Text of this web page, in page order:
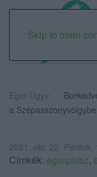
Skip to main
Eger Ügye
a
2021. okt. 22. Péntek,
Címkék: egerplusz,